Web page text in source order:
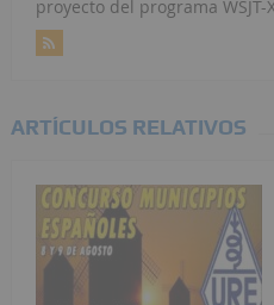
proyecto del programa WSJT-
ARTÍCULOS RELATIVOS